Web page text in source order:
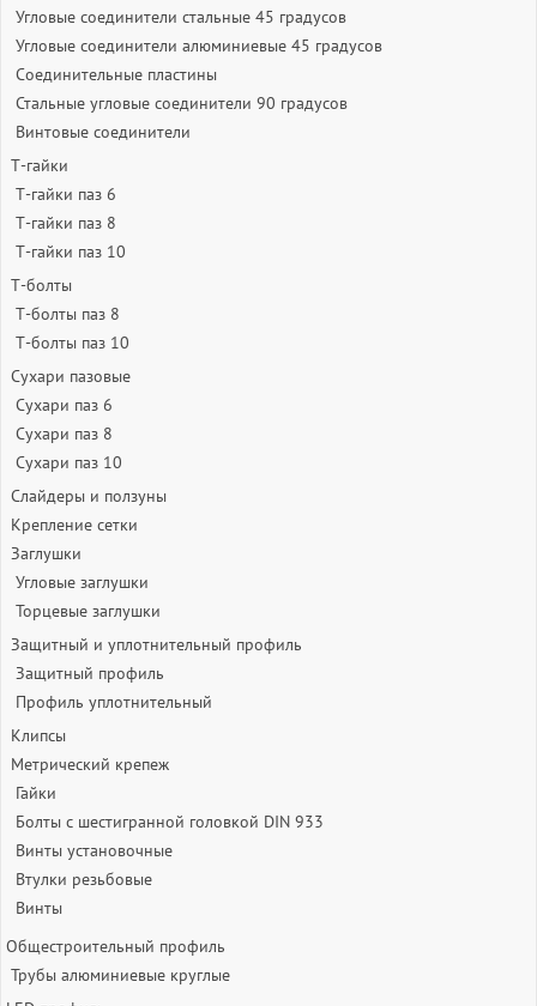
Угловые соединители стальные 45 градусов
Угловые соединители алюминиевые 45 градусов
Соединительные пластины
Стальные угловые соединители 90 градусов
Винтовые соединители
Т-гайки
Т-гайки паз 6
Т-гайки паз 8
Т-гайки паз 10
Т-болты
Т-болты паз 8
Т-болты паз 10
Сухари пазовые
Сухари паз 6
Сухари паз 8
Сухари паз 10
Слайдеры и ползуны
Крепление сетки
Заглушки
Угловые заглушки
Торцевые заглушки
Защитный и уплотнительный профиль
Защитный профиль
Профиль уплотнительный
Клипсы
Метрический крепеж
Гайки
Болты с шестигранной головкой DIN 933
Винты установочные
Втулки резьбовые
Винты
Общестроительный профиль
Трубы алюминиевые круглые